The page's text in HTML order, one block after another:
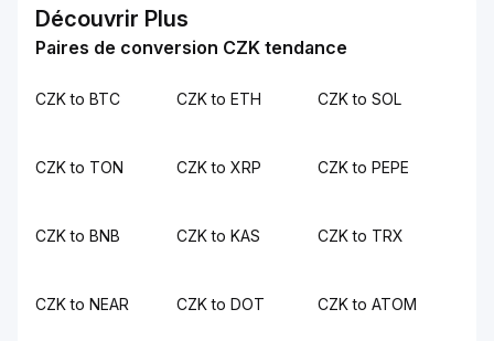
Découvrir Plus
Paires de conversion CZK tendance
CZK to BTC CZK to ETH CZK to SOL
CZK to TON CZK to XRP CZK to PEPE
CZK to BNB CZK to KAS CZK to TRX
CZK to NEAR CZK to DOT CZK to ATOM